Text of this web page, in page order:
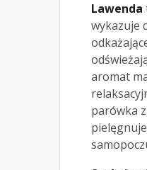
Lawenda
wykazuje
aromat
parówka